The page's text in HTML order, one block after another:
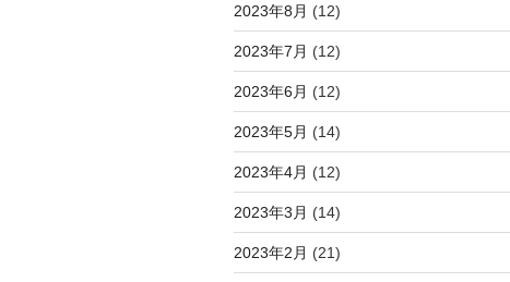
2023年8月 (12)
2023年7月 (12)
2023年6月 (12)
2023年5月 (14)
2023年4月 (12)
2023年3月 (14)
2023年2月 (21)